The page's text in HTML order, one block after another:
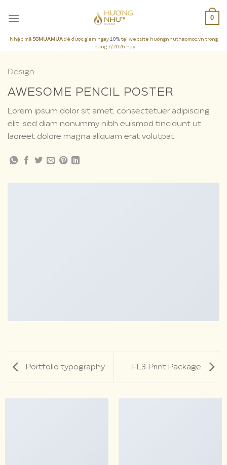
0
Nhập mã SGMUAMUAđể được giảm ngay 10%tại website huongnhuthaomoc.vn trong
tháng 7/2026 này
Design
AWESOME PENCIL POSTER
Lorem ipsum dolor sit amet, consectetuer adipiscing
elit, sed diam nonummy nibh euismod tincidunt ut
laoreet dolore magna aliquam erat volutpat
Portfolio typography FL3 Print Package